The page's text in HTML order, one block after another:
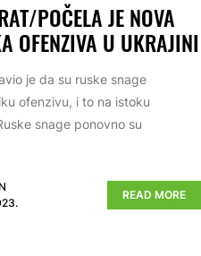
POČELA JE NOVA
OFENZIVA U UKRAJINI
je da su ruske snage
ofenzivu, i to na istoku
snage ponovno su
READ MORE